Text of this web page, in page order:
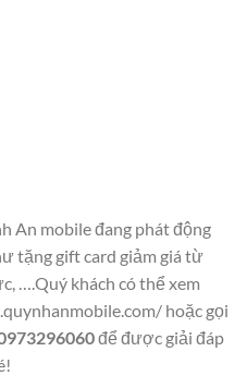
An mobile đang phát động
tặng gift card giảm giá từ
….Quý khách có thể xem
hoặc gọi
để được giải đáp